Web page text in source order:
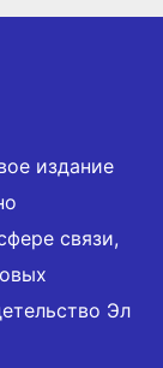
издание
связи,
Эл